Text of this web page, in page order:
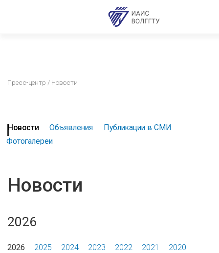
Пресс-центр / Новости
Новости Объявления
Публикации в СМИ
Фотогалереи
Новости
2026
2026 2025 2024 2023 2022 2021
2020